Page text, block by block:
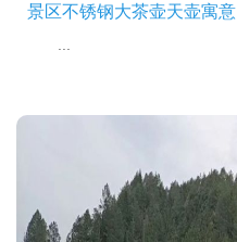
景区不锈钢大茶壶天壶寓意